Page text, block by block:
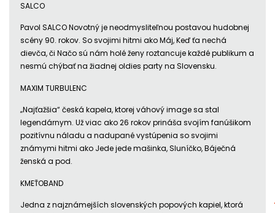
SALCO
Pavol SALCO Novotný je neodmysliteľnou postavou hudobnej
scény 90. rokov. So svojimi hitmi ako Máj, Keď ťa nechá
dievča, či Načo sú nám holé ženy roztancuje každé publikum a
nesmú chýbať na žiadnej oldies party na Slovensku.
MAXIM TURBULENC
„Najťažšia“ česká kapela, ktorej váhový image sa stal
legendárnym. Už viac ako 26 rokov prináša svojím fanúšikom
pozitívnu náladu a nadupané vystúpenia so svojimi
známymi hitmi ako Jede jede mašinka, Sluníčko, Báječná
ženská a pod.
KMEŤOBAND
Jedna z najznámejších slovenských popových kapiel, ktorá